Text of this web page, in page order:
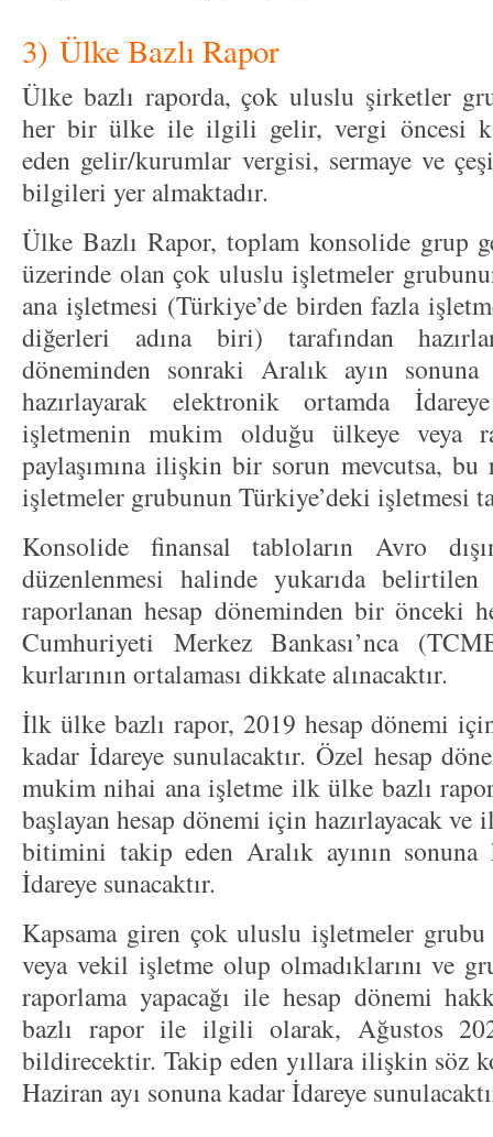
3) Ülke Bazlı Rapor
Ülke bazlı raporda, çok uluslu şirketler
her bir ülke ile ilgili gelir, vergi öncesi
eden gelir/kurumlar vergisi, sermaye ve
bilgileri yer almaktadır.
Ülke Bazlı Rapor, toplam konsolide grup
üzerinde olan çok uluslu işletmeler
ana işletmesi (Türkiye’de birden fazla
diğerleri adına biri) tarafından
döneminden sonraki Aralık ayın
hazırlayarak elektronik ortamda
işletmenin mukim olduğu ülkeye
paylaşımına ilişkin bir sorun mevcutsa,
işletmeler grubunun Türkiye’deki işletmesi
Konsolide finansal tabloların Avro
düzenlenmesi halinde yukarıda belirtilen
raporlanan hesap döneminden bir önceki
Cumhuriyeti Merkez Bankası’nca
kurlarının ortalaması dikkate alınacaktır.
İlk ülke bazlı rapor, 2019 hesap dönemi
kadar İdareye sunulacaktır. Özel hesap
mukim nihai ana işletme ilk ülke bazlı
başlayan hesap dönemi için hazırlayacak
bitimini takip eden Aralık ayının
İdareye sunacaktır.
Kapsama giren çok uluslu işletmeler
veya vekil işletme olup olmadıklarını ve
raporlama yapacağı ile hesap dönemi
bazlı rapor ile ilgili olarak, Ağustos
bildirecektir. Takip eden yıllara ilişkin söz
Haziran ayı sonuna kadar İdareye